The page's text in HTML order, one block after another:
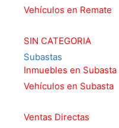
Vehículos en Remate
SIN CATEGORIA
Subastas
Inmuebles en Subasta
Vehículos en Subasta
Ventas Directas